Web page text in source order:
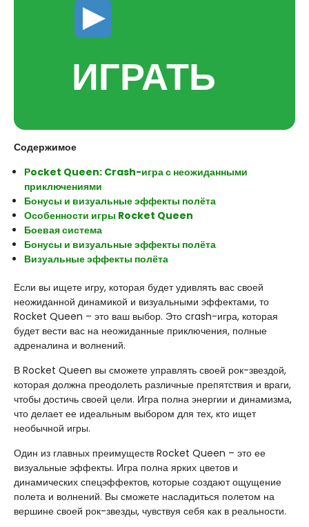
ИГРАТЬ
Содержимое
Рocket Queen: Crash-игра с неожиданными
приключениями
Бонусы и визуальные эффекты полёта
Особенности игры Rocket Queen
Боевая система
Бонусы и визуальные эффекты полёта
Визуальные эффекты полёта
Если вы ищете игру, которая будет удивлять вас своей
неожиданной динамикой и визуальными эффектами, то
Rocket Queen – это ваш выбор. Это crash-игра, которая
будет вести вас на неожиданные приключения, полные
адреналина и волнений.
В Rocket Queen вы сможете управлять своей рок-звездой,
которая должна преодолеть различные препятствия и враги,
чтобы достичь своей цели. Игра полна энергии и динамизма,
что делает ее идеальным выбором для тех, кто ищет
необычной игры.
Один из главных преимуществ Rocket Queen – это ее
визуальные эффекты. Игра полна ярких цветов и
динамических спецэффектов, которые создают ощущение
полета и волнений. Вы сможете насладиться полетом на
вершине своей рок-звезды, чувствуя себя как в реальности.